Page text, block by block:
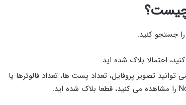
چیست؟
را جستجو کنید.
احتمالا بلاک شده اید.
تصویر پروفایل، تعداد پست ها، تعداد فالوئرها یا